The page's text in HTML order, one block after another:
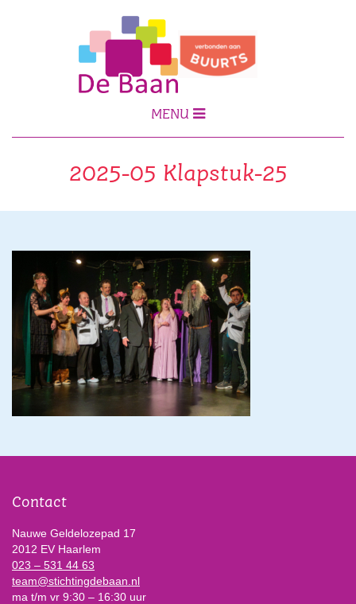
MENU
2025-05 Klapstuk-25
Contact
Nauwe Geldelozepad 17
2012 EV Haarlem
023 – 531 44 63
team@stichtingdebaan.nl
ma t/m vr 9:30 – 16:30 uur